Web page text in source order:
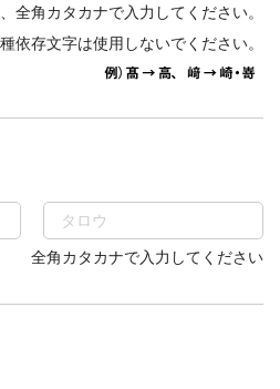
全角カタカナで入力してください。
依存文字は使用しないでください。
全角カタカナで入力してください